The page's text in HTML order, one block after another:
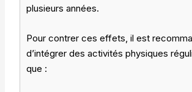
plusieurs années.
Pour contrer ces effets, il est
d’intégrer des activités physiques
que :